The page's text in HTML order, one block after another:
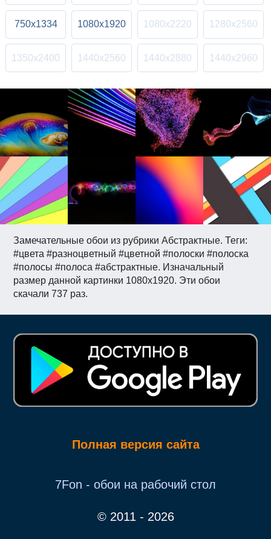
Замечательные обои из рубрики Абстрактные. Теги:
#цвета #разноцветный #цветной #полоски #полоска
#полосы #полоса #абстрактные. Изначальный
размер данной картинки 1080x1920. Эти обои
скачали 737 раз.
750x1334 1080x1920 1080x2220 1280x2560
1350x2400 1440x2560 1440x2880 1440x2960
Полная версия сайта
7Fon - обои на рабочий стол
© 2011 - 2026